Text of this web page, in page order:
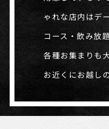
ゃれな店内はデ
コース・飲み放
各種お集まりも
お近くにお越し